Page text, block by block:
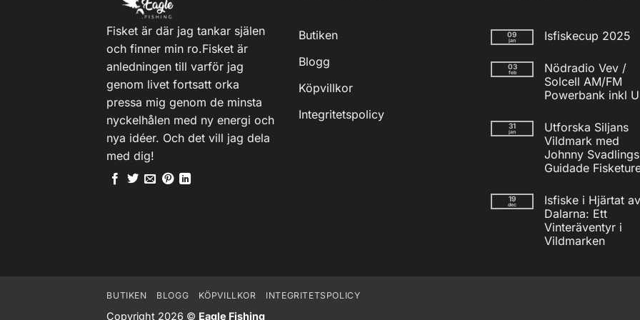
olika
alternativen
kan
väljas
på
produktsidan
Fisket är där jag tankar själen
och finner min ro.Fisket är
anledningen till varför jag
genom livet fortsatt orka
pressa mig genom de minsta
nyckelhålen med ny energi och
nya idéer. Och det vill jag dela
med dig!
Butiken
Blogg
Köpvillkor
Integritetspolicy
09
jan Isfiskecup 2025
till
Isfiskecup
2025
03
feb
Nödradio Vev /
Solcell AM/FM
Powerbank inkl
till
Nödradio
Vev
/
Solcell
AM/FM
USB
31
jan
Utforska Siljans
Vildmark med
Johnny Svadlings
Guidade
till
Utforska
Siljans
Vildmark
med
Johnny
19
dec
Isfiske i Hjärtat av
Dalarna: Ett
Vinteräventyr i
Vildmarken
BUTIKEN BLOGG KÖPVILLKOR INTEGRITETSPOLICY
Copyright 2026 © Eagle Fishing